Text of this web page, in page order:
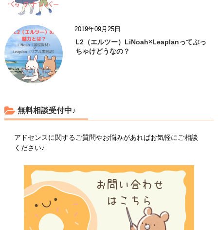
2019年09月25日
L2（エルツー）LiNoah×Leaplanってぶっ
ちゃけどうなの？
無料相談受付中♪
アドセンスに関するご質問やお悩みがあればお気軽にご相談
ください♪